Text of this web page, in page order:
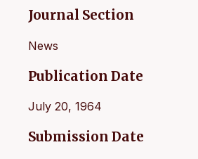
Journal Section
News
Publication Date
July 20, 1964
Submission Date